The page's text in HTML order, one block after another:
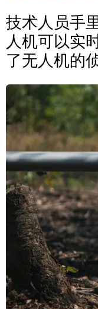
技术人员手
人机可以实
了无人机的